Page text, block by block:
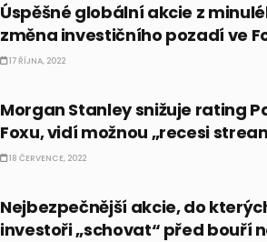
Úspěšné globální akcie z
změna investičního pozadí ve
17 ŘÍJNA, 2022
Morgan Stanley snižuje rating
Foxu, vidí možnou „recesi
18 ČERVENCE, 2022
Nejbezpečnější akcie, do
investoři „schovat“ před bouří